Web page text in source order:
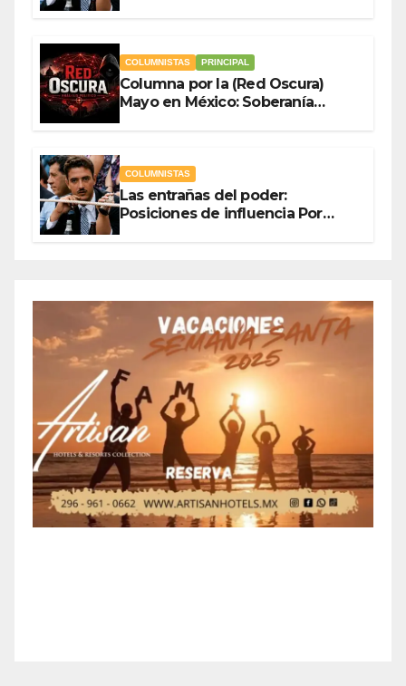
COLUMNISTAS PRINCIPAL
Columna por la (Red Oscura)
Mayo en México: Soberanía
COLUMNISTAS
Las entrañas del poder:
Posiciones de influencia Por